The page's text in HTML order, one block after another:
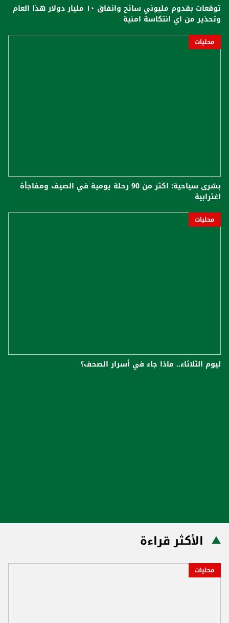
توقعات بقدوم مليوني سائح وانفاق ١٠ مليار دولار هذا العام
وتحذير من اي انتكاسة امنية
محليات
بشرى سياحية: اكثر من 90 رحلة يومية في الصيف ومفاجأة
اغترابية
محليات
ليوم الثلاثاء.. ماذا جاء في أسرار الصحف؟
الأكثر قراءة
محليات